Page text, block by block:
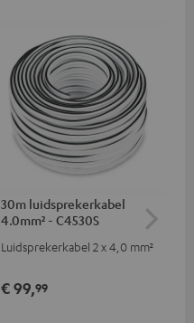
30m luidsprekerkabel
4.0mm² - C4530S
Luidsprekerkabel 2 x 4,0 mm²
€ 99,99